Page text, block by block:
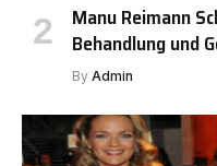
Manu Reimann
Behandlung und
By Admin